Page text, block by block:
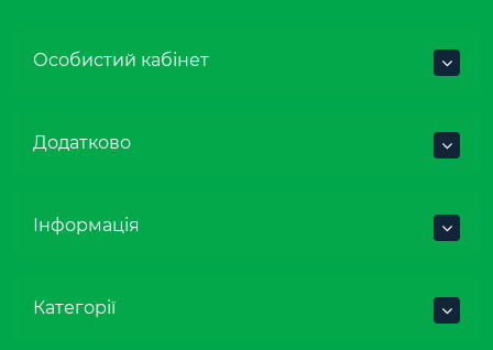
Особистий кабінет
Додатково
Інформація
Категорії